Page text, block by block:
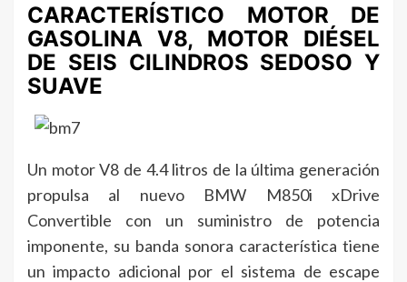
CARACTERÍSTICO MOTOR DE
GASOLINA V8, MOTOR DIÉSEL
DE SEIS CILINDROS SEDOSO Y
SUAVE
Un motor V8 de 4.4 litros de la última generación
propulsa al nuevo BMW M850i xDrive
Convertible con un suministro de potencia
imponente, su banda sonora característica tiene
un impacto adicional por el sistema de escape